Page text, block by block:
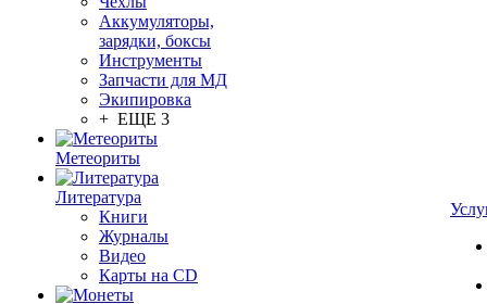
Аккумуляторы,
зарядки, боксы
Инструменты
Запчасти для МД
Экипировка
+ ЕЩЕ 3
Метеориты
Литература
Книги
Журналы
Видео
Карты на CD